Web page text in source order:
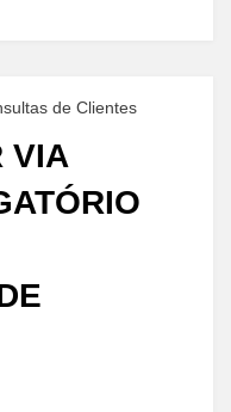
de Clientes
VIA